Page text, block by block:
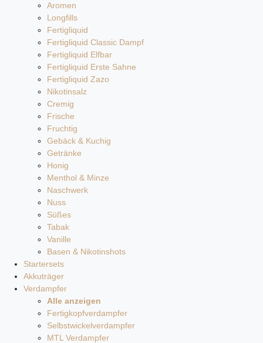
Aromen
Longfills
Fertigliquid
Fertigliquid Classic Dampf
Fertigliquid Elfbar
Fertigliquid Erste Sahne
Fertigliquid Zazo
Nikotinsalz
Cremig
Frische
Fruchtig
Gebäck & Kuchig
Getränke
Honig
Menthol & Minze
Naschwerk
Nuss
Süßes
Tabak
Vanille
Basen & Nikotinshots
Startersets
Akkuträger
Verdampfer
Alle anzeigen
Fertigkopfverdampfer
Selbstwickelverdampfer
MTL Verdampfer